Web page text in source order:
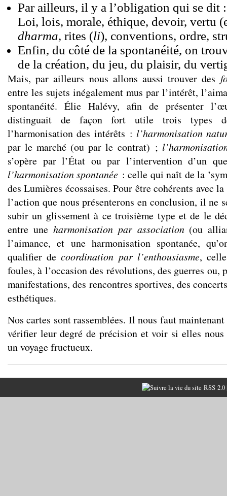
Par ailleurs, il y a l’obligation qui se dit
Loi, lois, morale, éthique, devoir, vertu
dharma, rites (li), conventions, ordre,
Enfin, du côté de la spontanéité, on
de la création, du jeu, du plaisir, du
Mais, par ailleurs nous allons aussi trouver des
entre les sujets inégalement mus par l’intérêt,
spontanéité. Élie Halévy, afin de présenter
distinguait de façon fort utile trois types
l’harmonisation des intérêts : l’harmonisation
par le marché (ou par le contrat) ;
s’opère par l’État ou par l’intervention d’un
l’harmonisation spontanée : celle qui naît de la
des Lumières écossaises. Pour être cohérents avec
l’action que nous présenterons en conclusion, il ne
subir un glissement à ce troisième type et de le
entre une harmonisation par association(ou
l’aimance, et une harmonisation spontanée,
qualifier decoordination par l’enthousiasme,
foules, à l’occasion des révolutions, des guerres ou,
manifestations, des rencontres sportives, des
esthétiques.
Nos cartes sont rassemblées. Il nous faut
vérifier leur degré de précision et voir si elles nous
un voyage fructueux.
RSS 2.0